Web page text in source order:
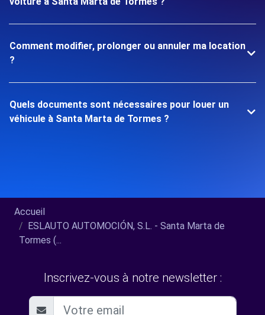
Comment modifier, prolonger ou annuler ma location
?
Quels documents sont nécessaires pour louer un
véhicule à Santa Marta de Tormes ?
Accueil
ESLAUTO AUTOMOCIÓN, S.L. - Santa Marta de
Tormes (...
Inscrivez-vous à notre newsletter :